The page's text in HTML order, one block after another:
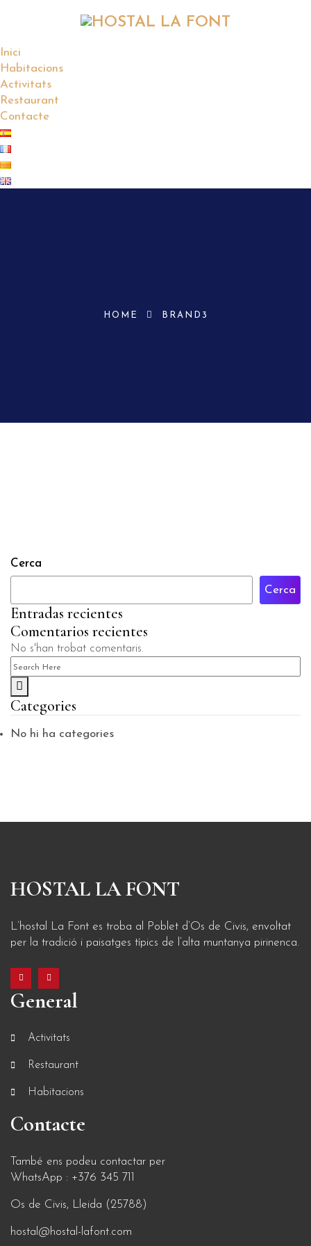
Inici
Habitacions
Activitats
Restaurant
Contacte
HOME BRAND3
Cerca
Cerca
Entradas recientes
Comentarios recientes
No s'han trobat comentaris.
Categories
No hi ha categories
HOSTAL LA FONT
L’hostal La Font es troba al Poblet d’Os de Civis, envoltat
per la tradició i paisatges típics de l’alta muntanya pirinenca.
General
Activitats
Restaurant
Habitacions
Contacte
També ens podeu contactar per
WhatsApp : +376 345 711
Os de Civis, Lleida (25788)
hostal@hostal-lafont.com